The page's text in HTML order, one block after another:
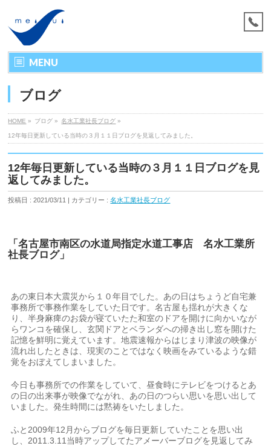
MENU
ブログ
HOME » ブログ » 名水工業社長ブログ »
12年毎日更新している当時の３月１１日ブログを見返してみました。
12年毎日更新している当時の３月１１日ブログを見
返してみました。
投稿日 : 2021/03/11 | カテゴリー :名水工業社長ブログ
「名古屋市南区の水道局指定水道工事店 名水工業所
社長ブログ」
あの東日本大震災から１０年目でした。あの日はちょうど自宅兼
事務所で事務作業をしていた日です。名古屋も揺れが大きくな
り、半身麻痺のお袋が寝ていたた和室のドアを開けに向かいなが
らワンコを確保し、玄関ドアとベランダへの掃き出し窓を開けた
記憶を鮮明に覚えています。地震速報からはじまり津波の映像が
流れ出したときは、現実のことではなく映画をみているような錯
覚をおぼえてしまいました。
今日も事務所での作業をしていて、昼食時にテレビをつけるとあ
の日の出来事が映像でながれ、あの日のつらい思いを思い出して
いました。発生時間には黙祷をいたしました。
ふと2009年12月からブログを毎日更新していたことを思い出
し、2011.3.11当時アップしてたアメーバーブログを見返してみ